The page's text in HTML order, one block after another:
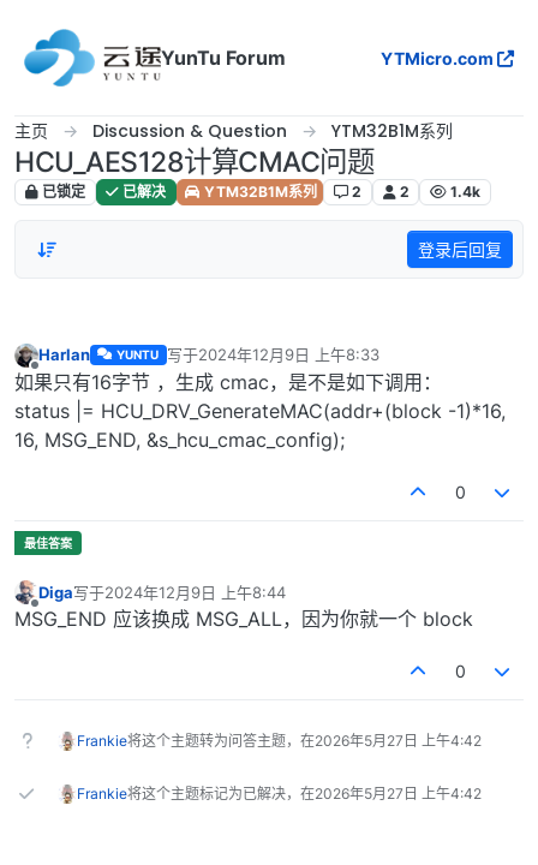
YunTu Forum
YTMicro.com
主页 Discussion & Question YTM32B1M系列
HCU_AES128计算CMAC问题
已锁定 已解决 YTM32B1M系列 2 2 1.4k
登录后回复
离线
Harlan YUNTU 写于2024年12月9日 上午8:33
最后由 编辑
如果只有16字节 ，生成 cmac，是不是如下调用：
status |= HCU_DRV_GenerateMAC(addr+(block -1)*16,
16, MSG_END, &s_hcu_cmac_config);
0
离线
Diga写于2024年12月9日 上午8:44
最后由 编辑
MSG_END 应该换成 MSG_ALL，因为你就一个 block
0
Frankie将这个主题转为问答主题，在2026年5月27日 上午4:42
Frankie将这个主题标记为已解决，在2026年5月27日 上午4:42